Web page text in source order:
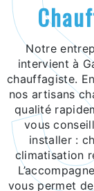
Notre entreprise chauffagiste Sopomelec
intervient à
chauffagiste.
nos artisans
qualité
vous
installer :
climatisation
vous permet